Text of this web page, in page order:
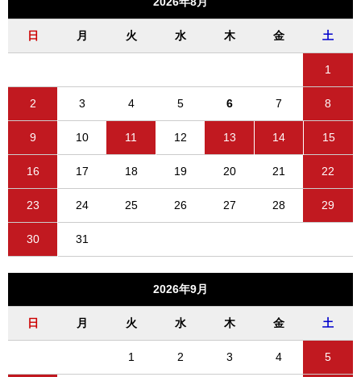
日 月 火 水 木 金 土
1
2 3 4 5 6 7 8
9 10 11 12 13 14 15
16 17 18 19 20 21 22
23 24 25 26 27 28 29
30 31
2026年9月
日 月 火 水 木 金 土
1 2 3 4 5